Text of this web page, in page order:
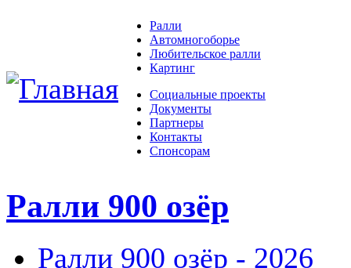
Ралли
Автомногоборье
Любительское ралли
Картинг
Социальные проекты
Документы
Партнеры
Контакты
Спонсорам
Ралли 900 озёр
Ралли 900 озёр - 2026